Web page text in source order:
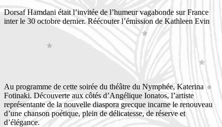
Dorsaf Hamdani était l’invitée de l’humeur vagabonde sur France
inter le 30 octobre dernier. Réécouter l’émission de Kathleen Evin
Au programme de cette soirée du théâtre du Nymphée, Katerina
Fotinaki. Découverte aux côtés d’Angélique Ionatos, l’artiste
représentante de la nouvelle diaspora grecque incarne le renouveau
d’une chanson poétique, plein de délicatesse, de réserve et
d’élégance.